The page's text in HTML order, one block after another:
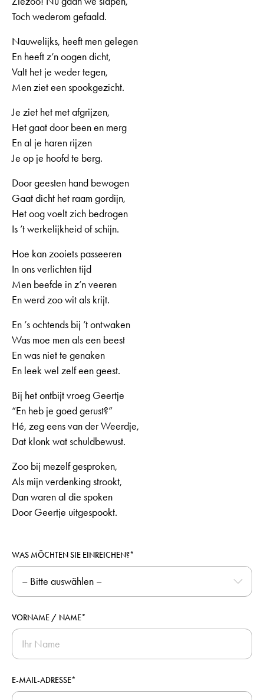
Toch wederom gefaald.
Nauwelijks, heeft men gelegen
En heeft z’n oogen dicht,
Valt het je weder tegen,
Men ziet een spookgezicht.
Je ziet het met afgrijzen,
Het gaat door been en merg
En al je haren rijzen
Je op je hoofd te berg.
Door geesten hand bewogen
Gaat dicht het raam gordijn,
Het oog voelt zich bedrogen
Is ’t werkelijkheid of schijn.
Hoe kan zooiets passeeren
In ons verlichten tijd
Men beefde in z’n veeren
En werd zoo wit als krijt.
En ’s ochtends bij ’t ontwaken
Was moe men als een beest
En was niet te genaken
En leek wel zelf een geest.
Bij het ontbijt vroeg Geertje
“En heb je goed gerust?”
Hé, zeg eens van der Weerdje,
Dat klonk wat schuldbewust.
Zoo bij mezelf gesproken,
Als mijn verdenking strookt,
Dan waren al die spoken
Door Geertje uitgespookt.
WAS MÖCHTEN SIE EINREICHEN?*
VORNAME / NAME*
E-MAIL-ADRESSE*